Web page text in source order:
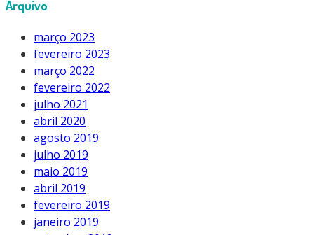
Arquivo
março 2023
fevereiro 2023
março 2022
fevereiro 2022
julho 2021
abril 2020
agosto 2019
julho 2019
maio 2019
abril 2019
fevereiro 2019
janeiro 2019